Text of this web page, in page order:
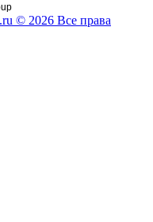
© 2026 Все права